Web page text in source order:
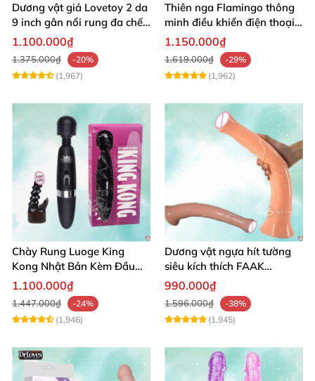
Dương vật giả Lovetoy 2 da
9 inch gân nổi rung đa chế
độ thú vị
1.100.000₫
1.375.000₫
-20%
(1,967)
Thiên nga Flamingo thông
minh điều khiển điện thoại
tiện lợi
1.150.000₫
1.619.000₫
-29%
(1,962)
Chày Rung Luoge King
Kong Nhật Bản Kèm Đầu
DV Kích Thích Sâu
1.100.000₫
1.447.000₫
-24%
(1,946)
Dương vật ngựa hít tường
siêu kích thích FAAK
massage hậu môn
990.000₫
1.596.000₫
-38%
(1,945)